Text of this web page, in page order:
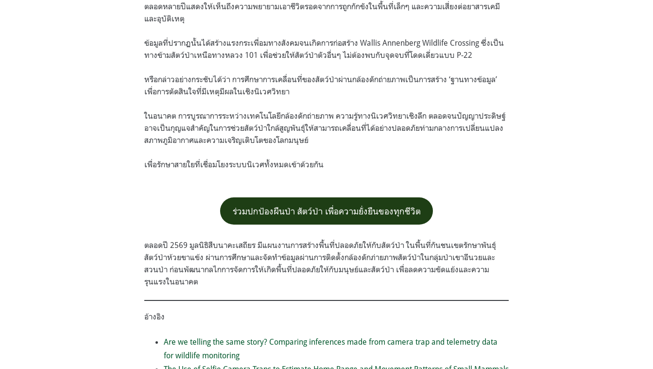
ตลอดหลายปีแสดงให้เห็นถึงความพยายามเอาชีวิตรอดจากการถูกกักขังในพื้นที่เล็กๆ และความเสี่ยงต่อยาสารเคมี
และอุบัติเหตุ
ข้อมูลที่ปรากฏนั้นได้สร้างแรงกระเพื่อมทางสังคมจนเกิดการก่อสร้าง Wallis Annenberg Wildlife Crossing ซึ่งเป็น
ทางข้ามสัตว์ป่าเหนือทางหลวง 101 เพื่อช่วยให้สัตว์ป่าตัวอื่นๆ ไม่ต้องพบกับจุดจบที่โดดเดี่ยวแบบ P-22
หรือกล่าวอย่างกระชับได้ว่า การศึกษาการเคลื่อนที่ของสัตว์ป่าผ่านกล้องดักถ่ายภาพเป็นการสร้าง ‘ฐานทางข้อมูล’
เพื่อการตัดสินใจที่มีเหตุมีผลในเชิงนิเวศวิทยา
ในอนาคต การบูรณาการระหว่างเทคโนโลยีกล้องดักถ่ายภาพ ความรู้ทางนิเวศวิทยาเชิงลึก ตลอดจนปัญญาประดิษฐ์
อาจเป็นกุญแจสำคัญในการช่วยสัตว์ป่าใกล้สูญพันธุ์ให้สามารถเคลื่อนที่ได้อย่างปลอดภัยท่ามกลางการเปลี่ยนแปลง
สภาพภูมิอากาศและความเจริญเติบโตของโลกมนุษย์
เพื่อรักษาสายใยที่เชื่อมโยงระบบนิเวศทั้งหมดเข้าด้วยกัน
ร่วมปกป้องผืนป่า สัตว์ป่า เพื่อความยั่งยืนของทุกชีวิต
ตลอดปี 2569 มูลนิธิสืบนาคะเสถียร มีแผนงานการสร้างพื้นที่ปลอดภัยให้กับสัตว์ป่า ในพื้นที่กันชนเขตรักษาพันธุ์
สัตว์ป่าห้วยขาแข้ง ผ่านการศึกษาและจัดทำข้อมูลผ่านการติดตั้งกล้องดักภ่ายภาพสัตว์ป่าในกลุ่มป่าเขาอีนวยและ
สวนป่า ก่อนพัฒนากลไกการจัดการให้เกิดพื้นที่ปลอดภัยให้กับมนุษย์และสัตว์ป่า เพื่อลดความขัดแย้งและความ
รุนแรงในอนาคต
อ้างอิง
Are we telling the same story? Comparing inferences made from camera trap and telemetry data
for wildlife monitoring